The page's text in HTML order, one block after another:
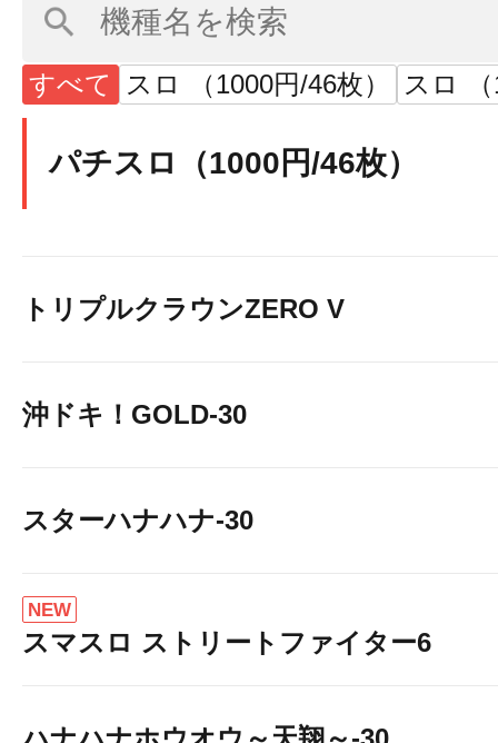
すべて スロ （1000円/46枚） スロ
パチスロ（1000円/46枚）
トリプルクラウンZERO V
沖ドキ！GOLD-30
スターハナハナ-30
NEW
スマスロ ストリートファイター6